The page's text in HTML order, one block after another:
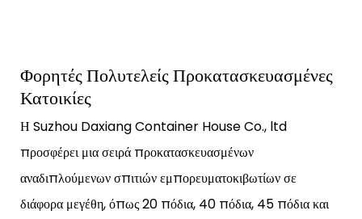
Φορητές Πολυτελείς Προκατασκευασμένες
Κατοικίες
Η Suzhou Daxiang Container House Co., ltd
προσφέρει μια σειρά προκατασκευασμένων
αναδιπλούμενων σπιτιών εμπορευματοκιβωτίων σε
διάφορα μεγέθη, όπως 20 πόδια, 40 πόδια, 45 πόδια και